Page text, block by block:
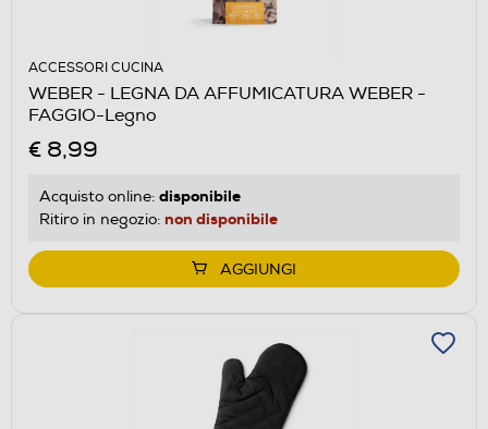
ACCESSORI CUCINA
WEBER - LEGNA DA AFFUMICATURA WEBER -
FAGGIO-Legno
€ 8,99
Acquisto online: disponibile
Ritiro in negozio: non disponibile
AGGIUNGI